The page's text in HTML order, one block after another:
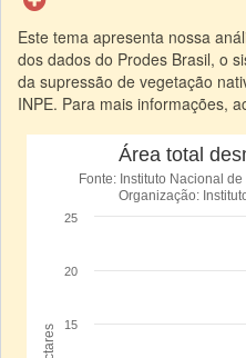
Este tema apresenta nossa
dos dados do Prodes Brasil, o
da supressão de vegetação
INPE. Para mais informações,